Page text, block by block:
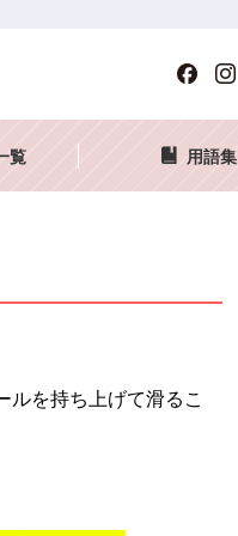
覧 用語集
ルを持ち上げて滑るこ